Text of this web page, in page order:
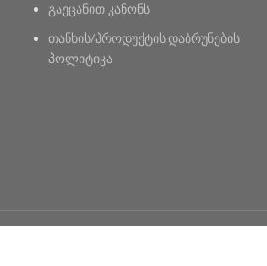
გაეცანით კანონს
თანხის/პროდუქტის დაბრუნების
პოლიტიკა